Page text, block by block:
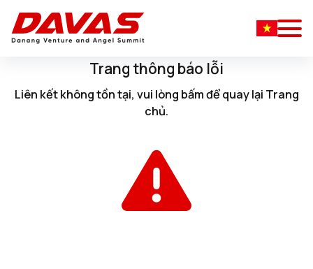
Trang thông báo lỗi
Liên kết không tồn tại, vui lòng bấmđể quay lại Trang
chủ.